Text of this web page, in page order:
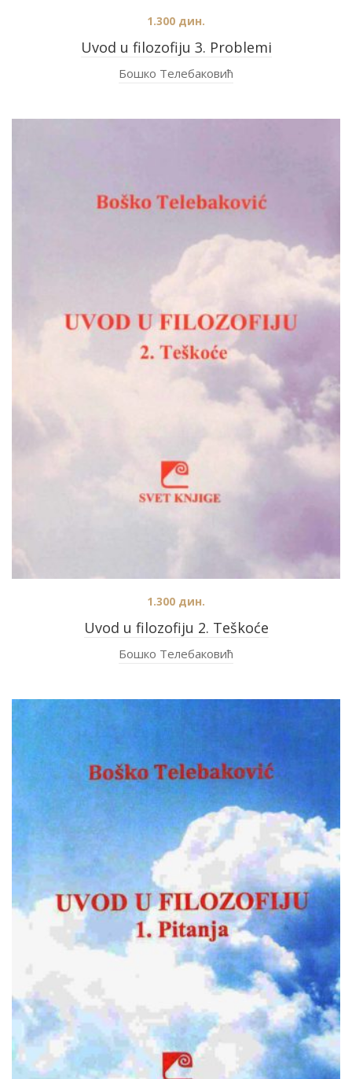
Uvod u filozofiju 3. Problemi
1.300 дин.
Бошко Телебаковић
Uvod u filozofiju 2. Teškoće
1.300 дин.
Бошко Телебаковић